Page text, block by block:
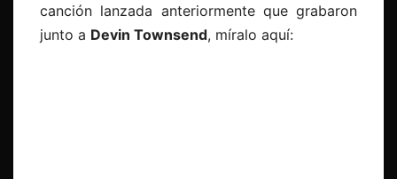
canción lanzada anteriormente que grabaron
junto a Devin Townsend, míralo aquí: